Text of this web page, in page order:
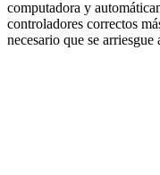
computadora y
controladores correctos
necesario que se